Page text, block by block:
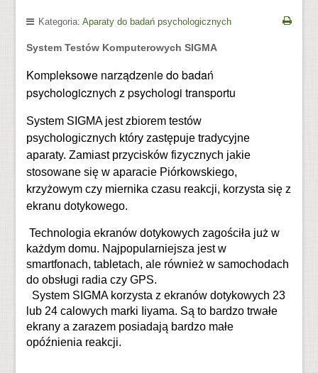
Kategoria: Aparaty do badań psychologicznych
System Testów Komputerowych SIGMA
Kompleksowe narządzenie do badań
psychologicznych z psychologi transportu
System SIGMA jest zbiorem testów
psychologicznych który zastępuje tradycyjne
aparaty. Zamiast przycisków fizycznych jakie
stosowane się w aparacie Piórkowskiego,
krzyżowym czy miernika czasu reakcji, korzysta się z
ekranu dotykowego.
Technologia ekranów dotykowych zagościła już w
każdym domu. Najpopularniejsza jest w
smartfonach, tabletach, ale również w samochodach
do obsługi radia czy GPS.
System SIGMA korzysta z ekranów dotykowych 23
lub 24 calowych marki Iiyama. Są to bardzo trwałe
ekrany a zarazem posiadają bardzo małe
opóźnienia reakcji.